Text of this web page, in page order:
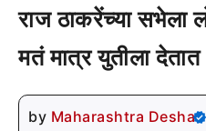
राज ठाकरेंच्या सभेला
मतं मात्र युतीला
by Maharashtra Desha